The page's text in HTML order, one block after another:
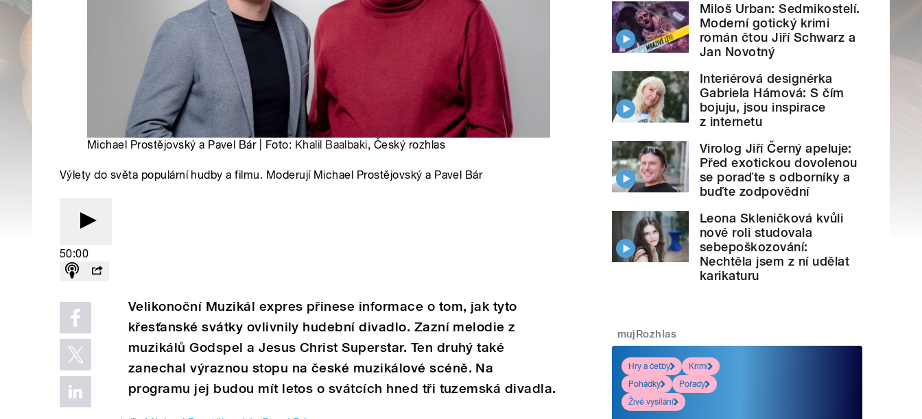
Michael Prostějovský a Pavel Bár | Foto: Khalil Baalbaki, Český rozhlas
Výlety do světa populární hudby a filmu. Moderují Michael Prostějovský a Pavel Bár
50:00
Velikonoční Muzikál expres přinese informace o tom, jak tyto
křesťanské svátky ovlivnily hudební divadlo. Zazní melodie z
muzikálů Godspel a Jesus Christ Superstar. Ten druhý také
zanechal výraznou stopu na české muzikálové scéně. Na
programu jej budou mít letos o svátcích hned tři tuzemská divadla.
Miloš Urban: Sedmikostelí.
Moderní gotický krimi
román čtou Jiří Schwarz a
Jan Novotný
Interiérová designérka
Gabriela Hámová: S čím
bojuju, jsou inspirace
z internetu
Virolog Jiří Černý apeluje:
Před exotickou dovolenou
se poraďte s odborníky a
buďte zodpovědní
Leona Skleničková kvůli
nové roli studovala
sebepoškozování:
Nechtěla jsem z ní udělat
karikaturu
mujRozhlas
Hry a četby
Krimi
Pohádky
Pořady
Živé vysílání